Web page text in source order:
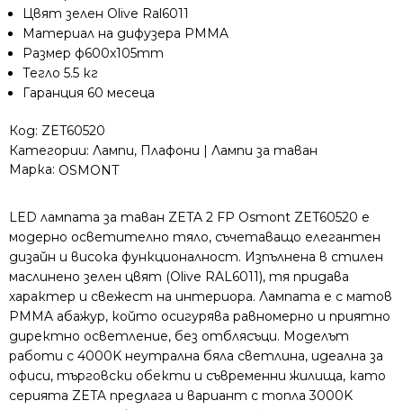
Цвят зелен Olive Ral6011
Материал на дифузера PMMA
Размер ф600x105mm
Тегло 5.5 кг
Гаранция 60 месеца
Код: ZET60520
Категории: Лампи, Плафони | Лампи за таван
Марка: OSMONT
LED лампата за таван ZETA 2 FP Osmont ZET60520 е
модерно осветително тяло, съчетаващо елегантен
дизайн и висока функционалност. Изпълнена в стилен
маслинено зелен цвят (Olive RAL6011), тя придава
характер и свежест на интериора. Лампата е с матов
PMMA абажур, който осигурява равномерно и приятно
директно осветление, без отблясъци. Моделът
работи с 4000K неутрална бяла светлина, идеална за
офиси, търговски обекти и съвременни жилища, като
серията ZETA предлага и вариант с топла 3000K